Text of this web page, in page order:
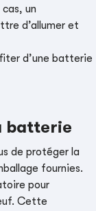
un
d’allumer et
d’une batterie
batterie
de protéger la
fournies.
pour
Cette